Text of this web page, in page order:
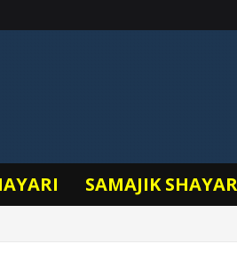
SAMAJIK